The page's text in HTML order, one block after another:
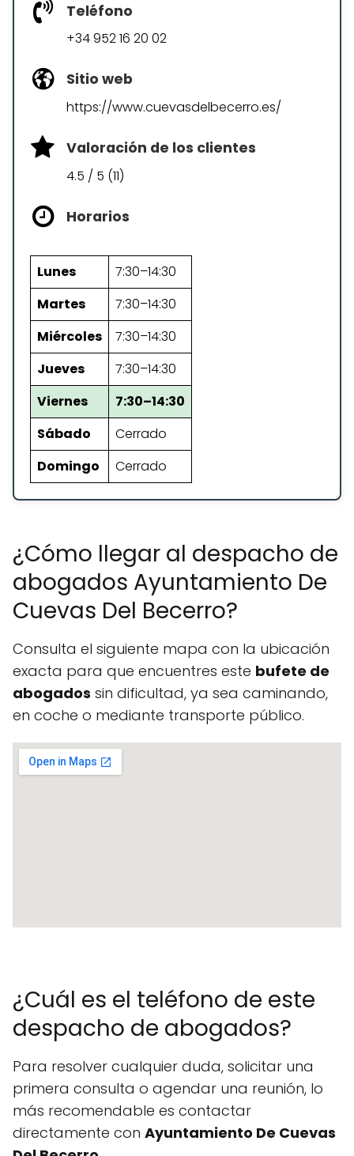
Teléfono
+34 952 16 20 02
Sitio web
https://www.cuevasdelbecerro.es/
Valoración de los clientes
4.5 / 5 (11)
Horarios
Lunes
7:30–14:30
Martes
7:30–14:30
Miércoles
7:30–14:30
Jueves
7:30–14:30
Viernes
7:30–14:30
Sábado
Cerrado
Domingo
Cerrado
¿Cómo llegar al despacho de
abogados Ayuntamiento De
Cuevas Del Becerro?
Consulta el siguiente mapa con la ubicación
exacta para que encuentres este bufete de
abogados sin dificultad, ya sea caminando,
en coche o mediante transporte público.
¿Cuál es el teléfono de este
despacho de abogados?
Para resolver cualquier duda, solicitar una
primera consulta o agendar una reunión, lo
más recomendable es contactar
directamente con Ayuntamiento De Cuevas